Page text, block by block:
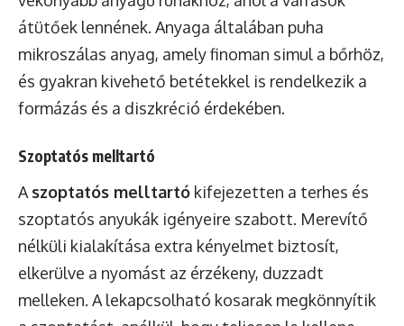
átütőek lennének. Anyaga általában puha
mikroszálas anyag, amely finoman simul a bőrhöz,
és gyakran kivehető betétekkel is rendelkezik a
formázás és a diszkréció érdekében.
Szoptatós melltartó
A szoptatós melltartó kifejezetten a terhes és
szoptatós anyukák igényeire szabott. Merevítő
nélküli kialakítása extra kényelmet biztosít,
elkerülve a nyomást az érzékeny, duzzadt
melleken. A lekapcsolható kosarak megkönnyítik